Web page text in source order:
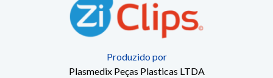
Produzido por
Plasmedix Peças Plasticas LTDA